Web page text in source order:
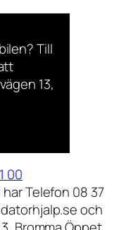
Till
13,
00
har Telefon 08 37
och